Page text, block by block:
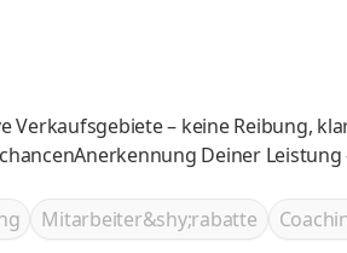
Verkaufsgebiete – keine Reibung,
Deiner Leistung
Mitarbeiter&shy;rabatte